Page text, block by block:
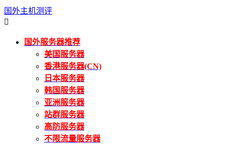
国外主机测评

国外服务器推荐
美国服务器
香港服务器(CN)
日本服务器
韩国服务器
亚洲服务器
站群服务器
高防服务器
不限流量服务器